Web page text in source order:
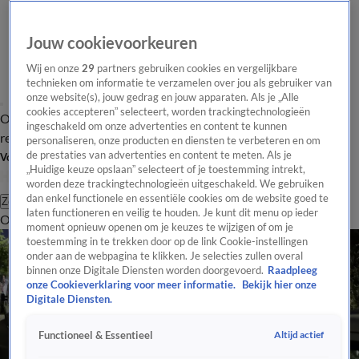
Overzicht Laatste nieuws Regionieuws Het beste van Hart
Tip de
redactie
Volg Hart van Nederland
Zoeken
OverzichtRegioUitzendingenWeerTip de redactiePanelVideo's
Jouw cookievoorkeuren
Wij en onze29 partners gebruiken cookies en vergelijkbare
technieken om informatie te verzamelen over jou als gebruiker van
onze website(s), jouw gedrag en jouw apparaten. Als je „Alle
cookies accepteren” selecteert, worden trackingtechnologieën
ingeschakeld om onze advertenties en content te kunnen
personaliseren, onze producten en diensten te verbeteren en om
de prestaties van advertenties en content te meten. Als je
„Huidige keuze opslaan” selecteert of je toestemming intrekt,
worden deze trackingtechnologieën uitgeschakeld. We gebruiken
dan enkel functionele en essentiële cookies om de website goed te
laten functioneren en veilig te houden. Je kunt dit menu op ieder
moment opnieuw openen om je keuzes te wijzigen of om je
toestemming in te trekken door op de link Cookie-instellingen
onder aan de webpagina te klikken. Je selecties zullen overal
binnen onze Digitale Diensten worden doorgevoerd. Raadpleeg
onze Cookieverklaring voor meer informatie.
Bekijk hier onze
Digitale Diensten.
Functioneel & Essentieel Altijd actief